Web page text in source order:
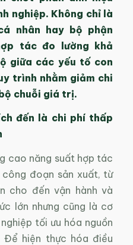
nghiệp. Không chỉ là
nhân hay bộ phận
tác đo lường khả
giữa các yếu tố con
trình nhằm giảm chi
chuỗi giá trị.
đến là chi phí thấp
cao năng suất hợp tác
đoạn sản xuất, từ
cho đến vận hành và
lớn nhưng cũng là cơ
tối ưu hóa nguồn
Để hiện thực hóa điều